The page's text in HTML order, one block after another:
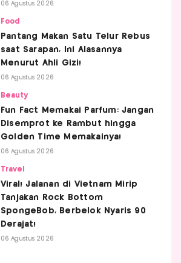
06 Agustus 2026
Food
Pantang Makan Satu Telur Rebus
saat Sarapan, Ini Alasannya
Menurut Ahli Gizi!
06 Agustus 2026
Beauty
Fun Fact Memakai Parfum: Jangan
Disemprot ke Rambut hingga
Golden Time Memakainya!
06 Agustus 2026
Travel
Viral! Jalanan di Vietnam Mirip
Tanjakan Rock Bottom
SpongeBob, Berbelok Nyaris 90
Derajat!
06 Agustus 2026